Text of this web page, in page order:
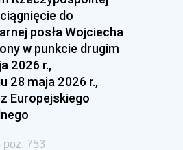
1985
1983
1979
1977
do
posła Wojciecha
w punkcie drugim
2026 r.,
28 maja 2026 r.,
Europejskiego
poz. 753